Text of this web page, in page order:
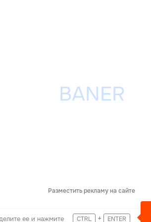
Разместить рекламу на сайте
ее и нажмите CTRL + ENTER